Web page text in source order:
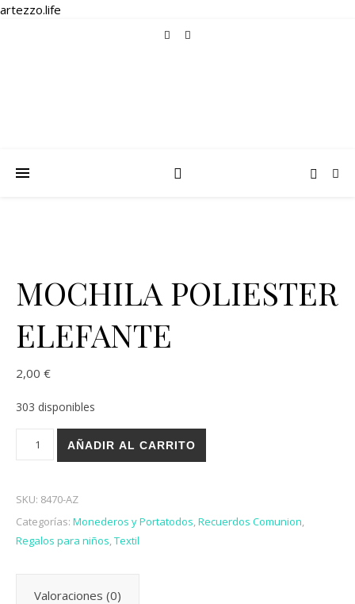
artezzo.life
MOCHILA POLIESTER
ELEFANTE
2,00 €
303 disponibles
MOCHILA POLIESTER ELEFANTE cantidad
AÑADIR AL CARRITO
SKU: 8470-AZ
Categorías: Monederos y Portatodos,Recuerdos Comunion,
Regalos para niños,Textil
Valoraciones (0)